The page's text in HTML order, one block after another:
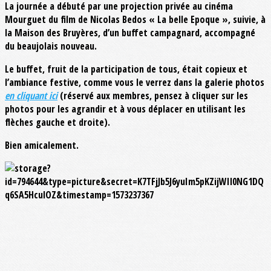
La journée a débuté par une projection privée au cinéma
Mourguet du film de Nicolas Bedos « La belle Epoque », suivie, à
la Maison des Bruyères, d’un buffet campagnard, accompagné
du beaujolais nouveau.
Le buffet, fruit de la participation de tous, était copieux et
l’ambiance festive, comme vous le verrez dans la galerie photos
en cliquant ici(réservé aux membres, pensez à cliquer sur les
photos pour les agrandir et à vous déplacer en utilisant les
flèches gauche et droite).
Bien amicalement.